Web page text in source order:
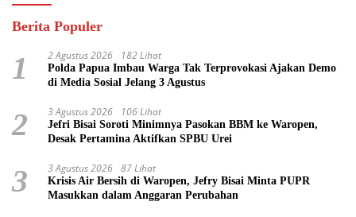
Berita Populer
1 2 Agustus 2026 182 Lihat
Polda Papua Imbau Warga Tak Terprovokasi Ajakan Demo
di Media Sosial Jelang 3 Agustus
2 3 Agustus 2026 106 Lihat
Jefri Bisai Soroti Minimnya Pasokan BBM ke Waropen,
Desak Pertamina Aktifkan SPBU Urei
3 3 Agustus 2026 87 Lihat
Krisis Air Bersih di Waropen, Jefry Bisai Minta PUPR
Masukkan dalam Anggaran Perubahan